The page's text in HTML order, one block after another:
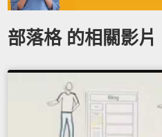
部落格 的相關影片